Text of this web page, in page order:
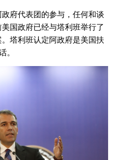
府代表团的参与，任何和谈
国政府已经与塔利班举行了
塔利班认定阿政府是美国扶
。